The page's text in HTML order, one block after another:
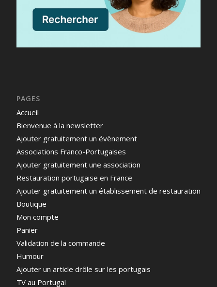
PAGES
Accueil
Bienvenue à la newsletter
Ajouter gratuitement un évènement
Associations Franco-Portugaises
Ajouter gratuitement une association
Restauration portugaise en France
Ajouter gratuitement un établissement de restauration
Boutique
Mon compte
Panier
Validation de la commande
Humour
Ajouter un article drôle sur les portugais
TV au Portugal